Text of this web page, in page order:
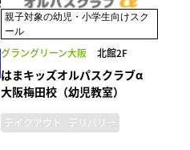
親子対象の幼児・小学生向けスク
ール
グラングリーン大阪 北館2F
はまキッズオルパスクラブα
大阪梅田校（幼児教室）
テイクアウト デリバリー